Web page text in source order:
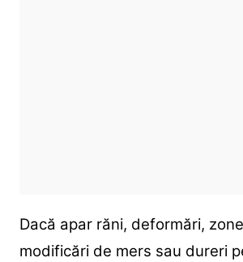
Dacă apar răni, deformări,
modificări de mers sau dureri